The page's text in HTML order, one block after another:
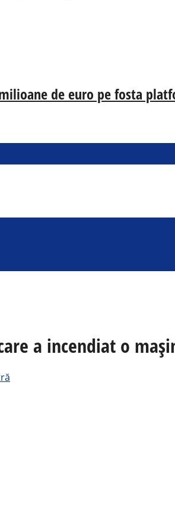
de euro pe fosta
a incendiat o